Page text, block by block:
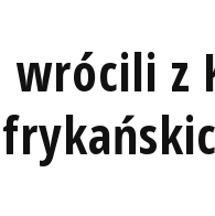
wrócili z